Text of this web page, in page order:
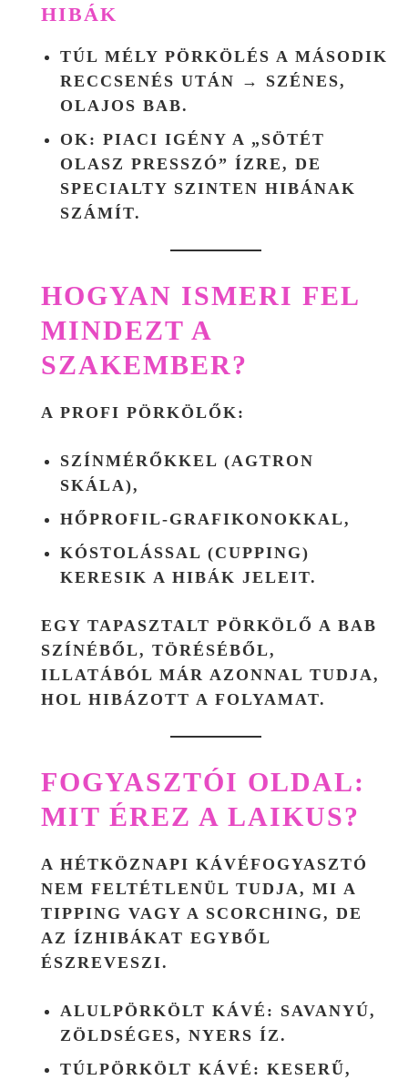
HIBÁK
TÚL MÉLY PÖRKÖLÉS A MÁSODIK
RECCSENÉS UTÁN → SZÉNES,
OLAJOS BAB.
OK : PIACI IGÉNY A „SÖTÉT
OLASZ PRESSZÓ” ÍZRE, DE
SPECIALTY SZINTEN HIBÁNAK
SZÁMÍT.
HOGYAN ISMERI FEL
MINDEZT A
SZAKEMBER?
A PROFI PÖRKÖLŐK:
SZÍNMÉRŐKKEL (AGTRON
SKÁLA),
HŐPROFIL-GRAFIKONOKKAL,
KÓSTOLÁSSAL (CUPPING)
KERESIK A HIBÁK JELEIT.
EGY TAPASZTALT PÖRKÖLŐ A BAB
SZÍNÉBŐL, TÖRÉSÉBŐL,
ILLATÁBÓL MÁR AZONNAL TUDJA,
HOL HIBÁZOTT A FOLYAMAT.
FOGYASZTÓI OLDAL:
MIT ÉREZ A LAIKUS?
A HÉTKÖZNAPI KÁVÉFOGYASZTÓ
NEM FELTÉTLENÜL TUDJA, MI A
TIPPING VAGY A SCORCHING, DE
AZ ÍZHIBÁKAT EGYBŐL
ÉSZREVESZI.
ALULPÖRKÖLT KÁVÉ : SAVANYÚ,
ZÖLDSÉGES, NYERS ÍZ.
TÚLPÖRKÖLT KÁVÉ : KESERŰ,